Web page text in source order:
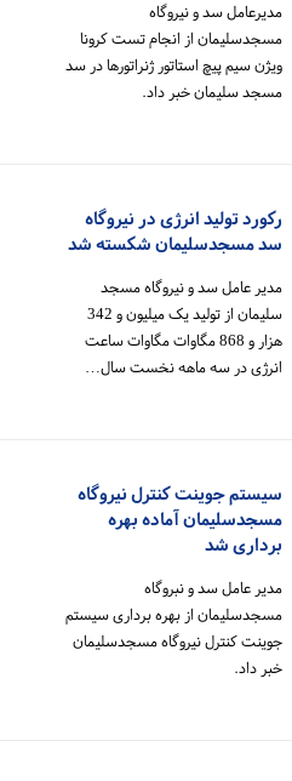
مدیرعامل سد و نیروگاه
مسجدسلیمان از انجام تست کرونا
ویژن سیم پیچ استاتور ژنراتورها در سد
مسجد سلیمان خبر داد.
رکورد تولید انرژی در نیروگاه
سد مسجدسلیمان شکسته شد
مدیر عامل سد و نیروگاه مسجد
سلیمان از تولید یک میلیون و 342
هزار و 868 مگاوات مگاوات ساعت
انرژی در سه ماهه نخست سال…
سیستم جوینت کنترل نیروگاه
مسجدسلیمان آماده بهره
برداری شد
مدیر عامل سد و نبروگاه
مسجدسلیمان از بهره برداری سیستم
جوینت کنترل نیروگاه مسجدسلیمان
خبر داد.